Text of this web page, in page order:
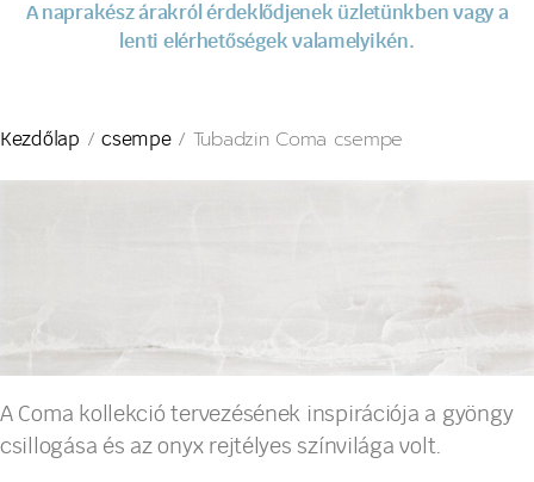
A naprakész árakról érdeklődjenek üzletünkben vagy a
lenti elérhetőségek valamelyikén.
Kezdőlap /csempe/ Tubadzin Coma csempe
A Coma kollekció tervezésének inspirációja a gyöngy
csillogása és az onyx rejtélyes színvilága volt.